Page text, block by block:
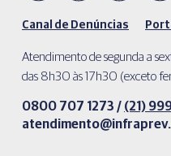
Canal de Denúncias
Atendimento de segunda a
das 8h30 às 17h30 (exceto
0800 707 1273 / (21)